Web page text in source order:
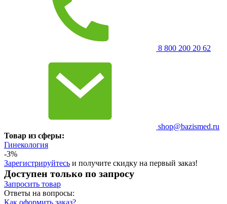
8 800 200 20 62
shop@bazismed.ru
Товар из сферы:
Гинекология
-3%
Зарегистрируйтесь и получите скидку на первый заказ!
Доступен только по запросу
Запросить товар
Ответы на вопросы:
Как оформить заказ?